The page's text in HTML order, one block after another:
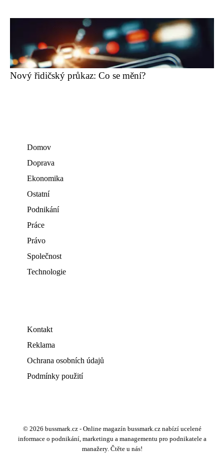
Nový řidičský průkaz: Co se mění?
Domov
Doprava
Ekonomika
Ostatní
Podnikání
Práce
Právo
Společnost
Technologie
Kontakt
Reklama
Ochrana osobních údajů
Podmínky použití
© 2026 bussmark.cz - Online magazín bussmark.cz nabízí ucelené
informace o podnikání, marketingu a managementu pro podnikatele a
manažery. Čtěte u nás!